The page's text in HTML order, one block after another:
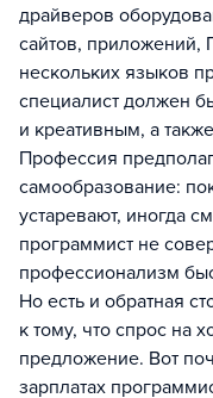
драйверов
сайтов, приложений,
нескольких языков
специалист должен
и креативным, а
Профессия
самообразование:
устаревают, иногда
программист не
профессионализм
Но есть и обратная
к тому, что спрос на
предложение. Вот
зарплатах